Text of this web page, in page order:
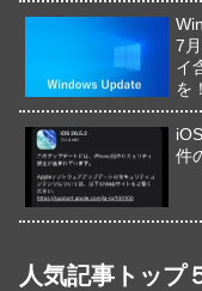
7
イ
を！
件
人気記事トップ